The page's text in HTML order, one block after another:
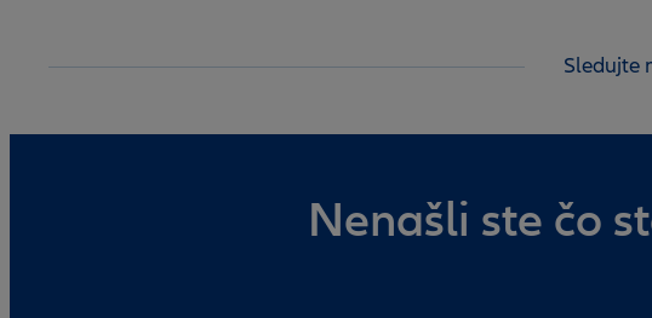
Sledujte
Nenašli ste čo